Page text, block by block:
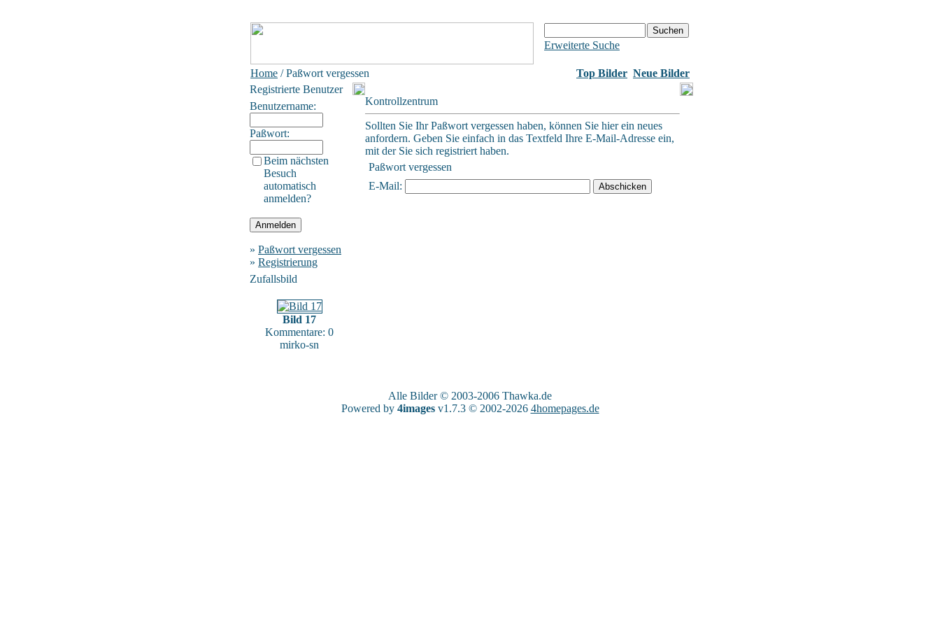
Erweiterte Suche
Home / Paßwort vergessen Top Bilder Neue Bilder
Registrierte Benutzer
Benutzername:
Paßwort:
Beim nächsten
Besuch
automatisch
anmelden?
» Paßwort vergessen
» Registrierung
Zufallsbild
Bild 17
Kommentare: 0
mirko-sn
Kontrollzentrum
Sollten Sie Ihr Paßwort vergessen haben, können Sie hier ein neues
anfordern. Geben Sie einfach in das Textfeld Ihre E-Mail-Adresse ein,
mit der Sie sich registriert haben.
Paßwort vergessen
E-Mail:
Alle Bilder © 2003-2006 Thawka.de
Powered by 4imagesv1.7.3 © 2002-2026 4homepages.de